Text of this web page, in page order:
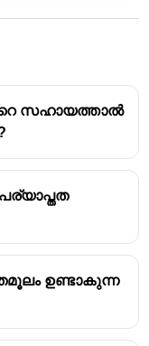
-
soluble)
ചൂട്
സഹായത്താൽ
ഉണ്ടാകുന്ന